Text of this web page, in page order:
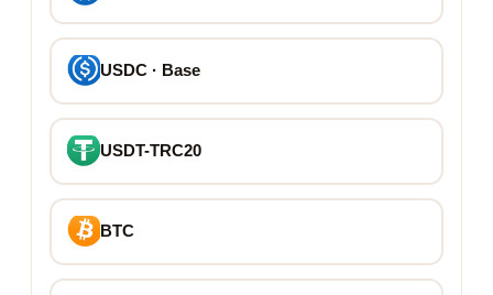
USDC · Base
USDT-TRC20
BTC